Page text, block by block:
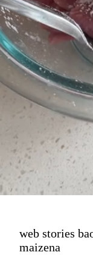
web stories
maizena